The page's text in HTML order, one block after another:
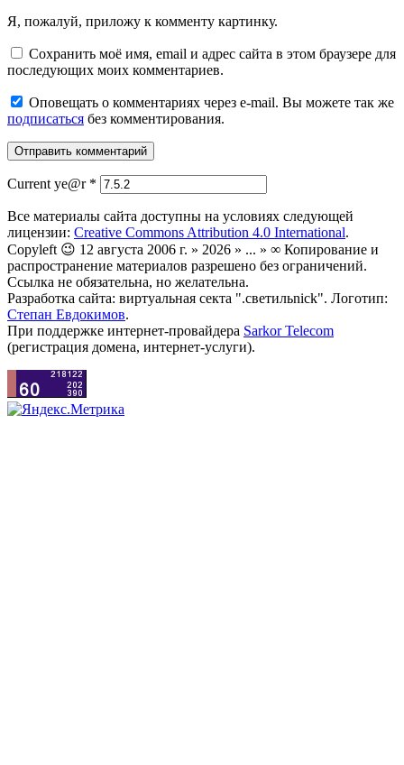
Я, пожалуй, приложу к комменту картинку.
Сохранить моё имя, email и адрес сайта в этом браузере для
последующих моих комментариев.
Оповещать о комментариях через e-mail. Вы можете так же
подписаться без комментирования.
Current ye@r *
Все материалы сайта доступны на условиях следующей
лицензии: Creative Commons Attribution 4.0 International.
Copyleft 😉 12 августа 2006 г. » 2026 » ... » ∞ Копирование и
распространение материалов разрешено без ограничений.
Ссылка не обязательна, но желательна.
Разработка сайта: виртуальная секта ".светильnick". Логотип:
Степан Евдокимов.
При поддержке интернет-провайдера Sarkor Telecom
(регистрация домена, интернет-услуги).